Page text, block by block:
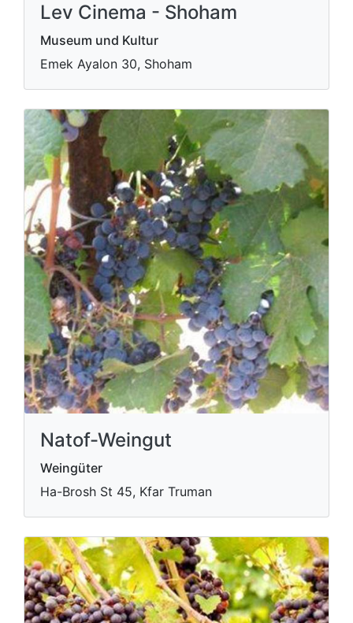
Lev Cinema - Shoham
Museum und Kultur
Emek Ayalon 30, Shoham
Natof-Weingut
Weingüter
Ha-Brosh St 45, Kfar Truman